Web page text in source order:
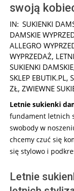
swoją
2026-
05-
03
IN: SUKIENKI
DAMSKIE
ALLEGRO
WYPRZEDAŻ,
SUKIENKI DAMSKIE
SKLEP EBUTIK.PL,
ZŁ, ZWIEWNE
Letnie sukienki
fundament letnich
swobody w
chcemy czuć się
się stylowo i
Letnie